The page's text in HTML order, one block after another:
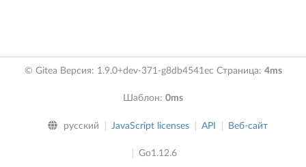
© Gitea Версия: 1.9.0+dev-371-g8db4541ec Страница: 4ms
Шаблон: 0ms
русский JavaScript licenses API Веб-сайт
Go1.12.6